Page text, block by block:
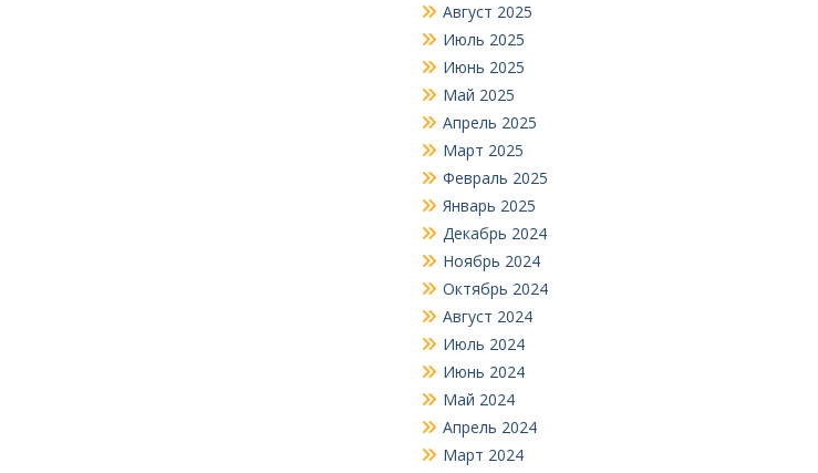
Август 2025
Июль 2025
Июнь 2025
Май 2025
Апрель 2025
Март 2025
Февраль 2025
Январь 2025
Декабрь 2024
Ноябрь 2024
Октябрь 2024
Август 2024
Июль 2024
Июнь 2024
Май 2024
Апрель 2024
Март 2024